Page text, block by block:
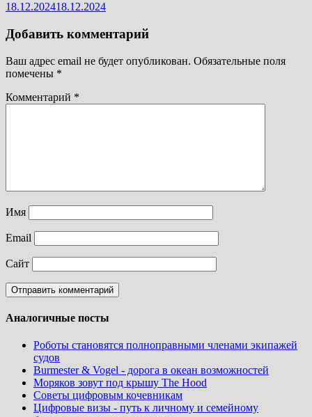
18.12.202418.12.2024
Добавить комментарий
Ваш адрес email не будет опубликован. Обязательные поля
помечены *
Комментарий *
Имя
Email
Сайт
Аналогичные посты
Роботы становятся полноправными членами экипажей
судов
Burmester & Vogel - дорога в океан возможностей
Моряков зовут под крышу The Hood
Советы цифровым кочевникам
Цифровые визы - путь к личному и семейному